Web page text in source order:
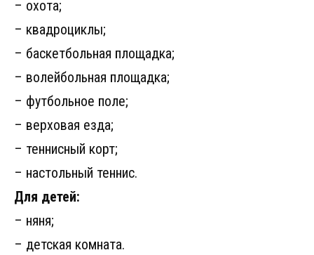
– охота;
– квадроциклы;
– баскетбольная площадка;
– волейбольная площадка;
– футбольное поле;
– верховая езда;
– теннисный корт;
– настольный теннис.
Для детей:
– няня;
– детская комната.